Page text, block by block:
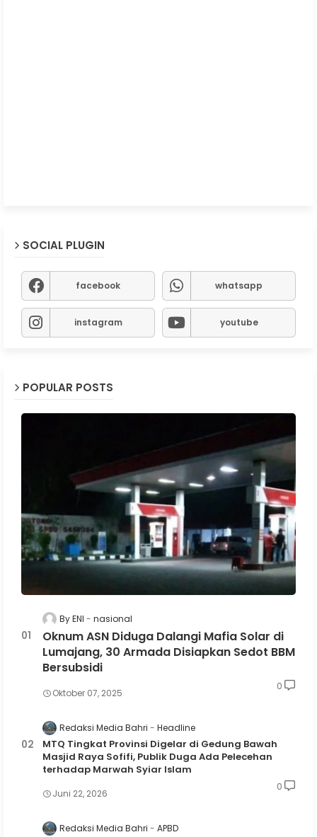
SOCIAL PLUGIN
facebook whatsapp
instagram youtube
POPULAR POSTS
By ENI nasional
Oknum ASN Diduga Dalangi Mafia Solar di
Lumajang, 30 Armada Disiapkan Sedot BBM
Bersubsidi
Oktober 07, 2025
0
Redaksi Media Bahri Headline
MTQ Tingkat Provinsi Digelar di Gedung Bawah
Masjid Raya Sofifi, Publik Duga Ada Pelecehan
terhadap Marwah Syiar Islam
Juni 22, 2026
0
Redaksi Media Bahri APBD